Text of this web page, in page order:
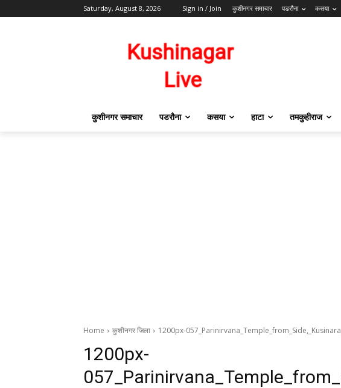
Saturday, August 8, 2026 Sign in / Join कुशीनगर समाचार पडरौना कसया
कुशीनगर समाचार पडरौना कसया हाटा तमकुहीराज
Home कुशीनगर जिला 1200px-
1200px-